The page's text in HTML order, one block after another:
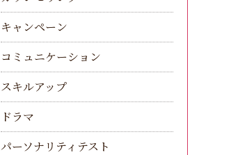
キャンペーン
コミュニケーション
スキルアップ
ドラマ
パーソナリティテスト